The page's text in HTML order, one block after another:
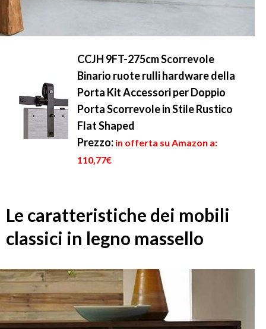
CCJH 9FT-275cm Scorrevole
Binario ruote rulli hardware della
Porta Kit Accessori per Doppio
Porta Scorrevole in Stile Rustico
Flat Shaped
Prezzo: in offerta su Amazon a:
110,77€
Le caratteristiche dei mobili
classici in legno massello